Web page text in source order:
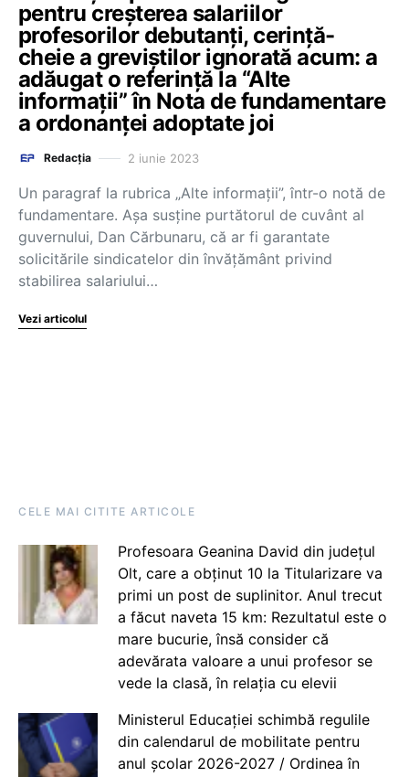
pentru creșterea salariilor
profesorilor debutanți, cerință-
cheie a greviștilor ignorată acum: a
adăugat o referință la “Alte
informații” în Nota de fundamentare
a ordonanței adoptate joi
Redacția 2 iunie 2023
Un paragraf la rubrica „Alte informații”, într-o notă de
fundamentare. Așa susține purtătorul de cuvânt al
guvernului, Dan Cărbunaru, că ar fi garantate
solicitările sindicatelor din învățământ privind
stabilirea salariului…
Vezi articolul
CELE MAI CITITE ARTICOLE
Profesoara Geanina David din județul
Olt, care a obținut 10 la Titularizare va
primi un post de suplinitor. Anul trecut
a făcut naveta 15 km: Rezultatul este o
mare bucurie, însă consider că
adevărata valoare a unui profesor se
vede la clasă, în relația cu elevii
Ministerul Educației schimbă regulile
din calendarul de mobilitate pentru
anul școlar 2026-2027 / Ordinea în